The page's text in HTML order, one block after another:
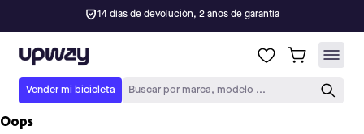
14 días de devolución, 2 años de garantía
Upway
Vender mi bicicleta Buscar por marca, modelo ...
Oops